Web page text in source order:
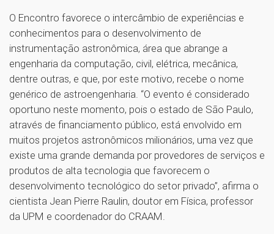
O Encontro favorece o intercâmbio de experiências e
conhecimentos para o desenvolvimento de
instrumentação astronômica, área que abrange a
engenharia da computação, civil, elétrica, mecânica,
dentre outras, e que, por este motivo, recebe o nome
genérico de astroengenharia. “O evento é considerado
oportuno neste momento, pois o estado de São Paulo,
através de financiamento público, está envolvido em
muitos projetos astronômicos milionários, uma vez que
existe uma grande demanda por provedores de serviços e
produtos de alta tecnologia que favorecem o
desenvolvimento tecnológico do setor privado”, afirma o
cientista Jean Pierre Raulin, doutor em Física, professor
da UPM e coordenador do CRAAM.